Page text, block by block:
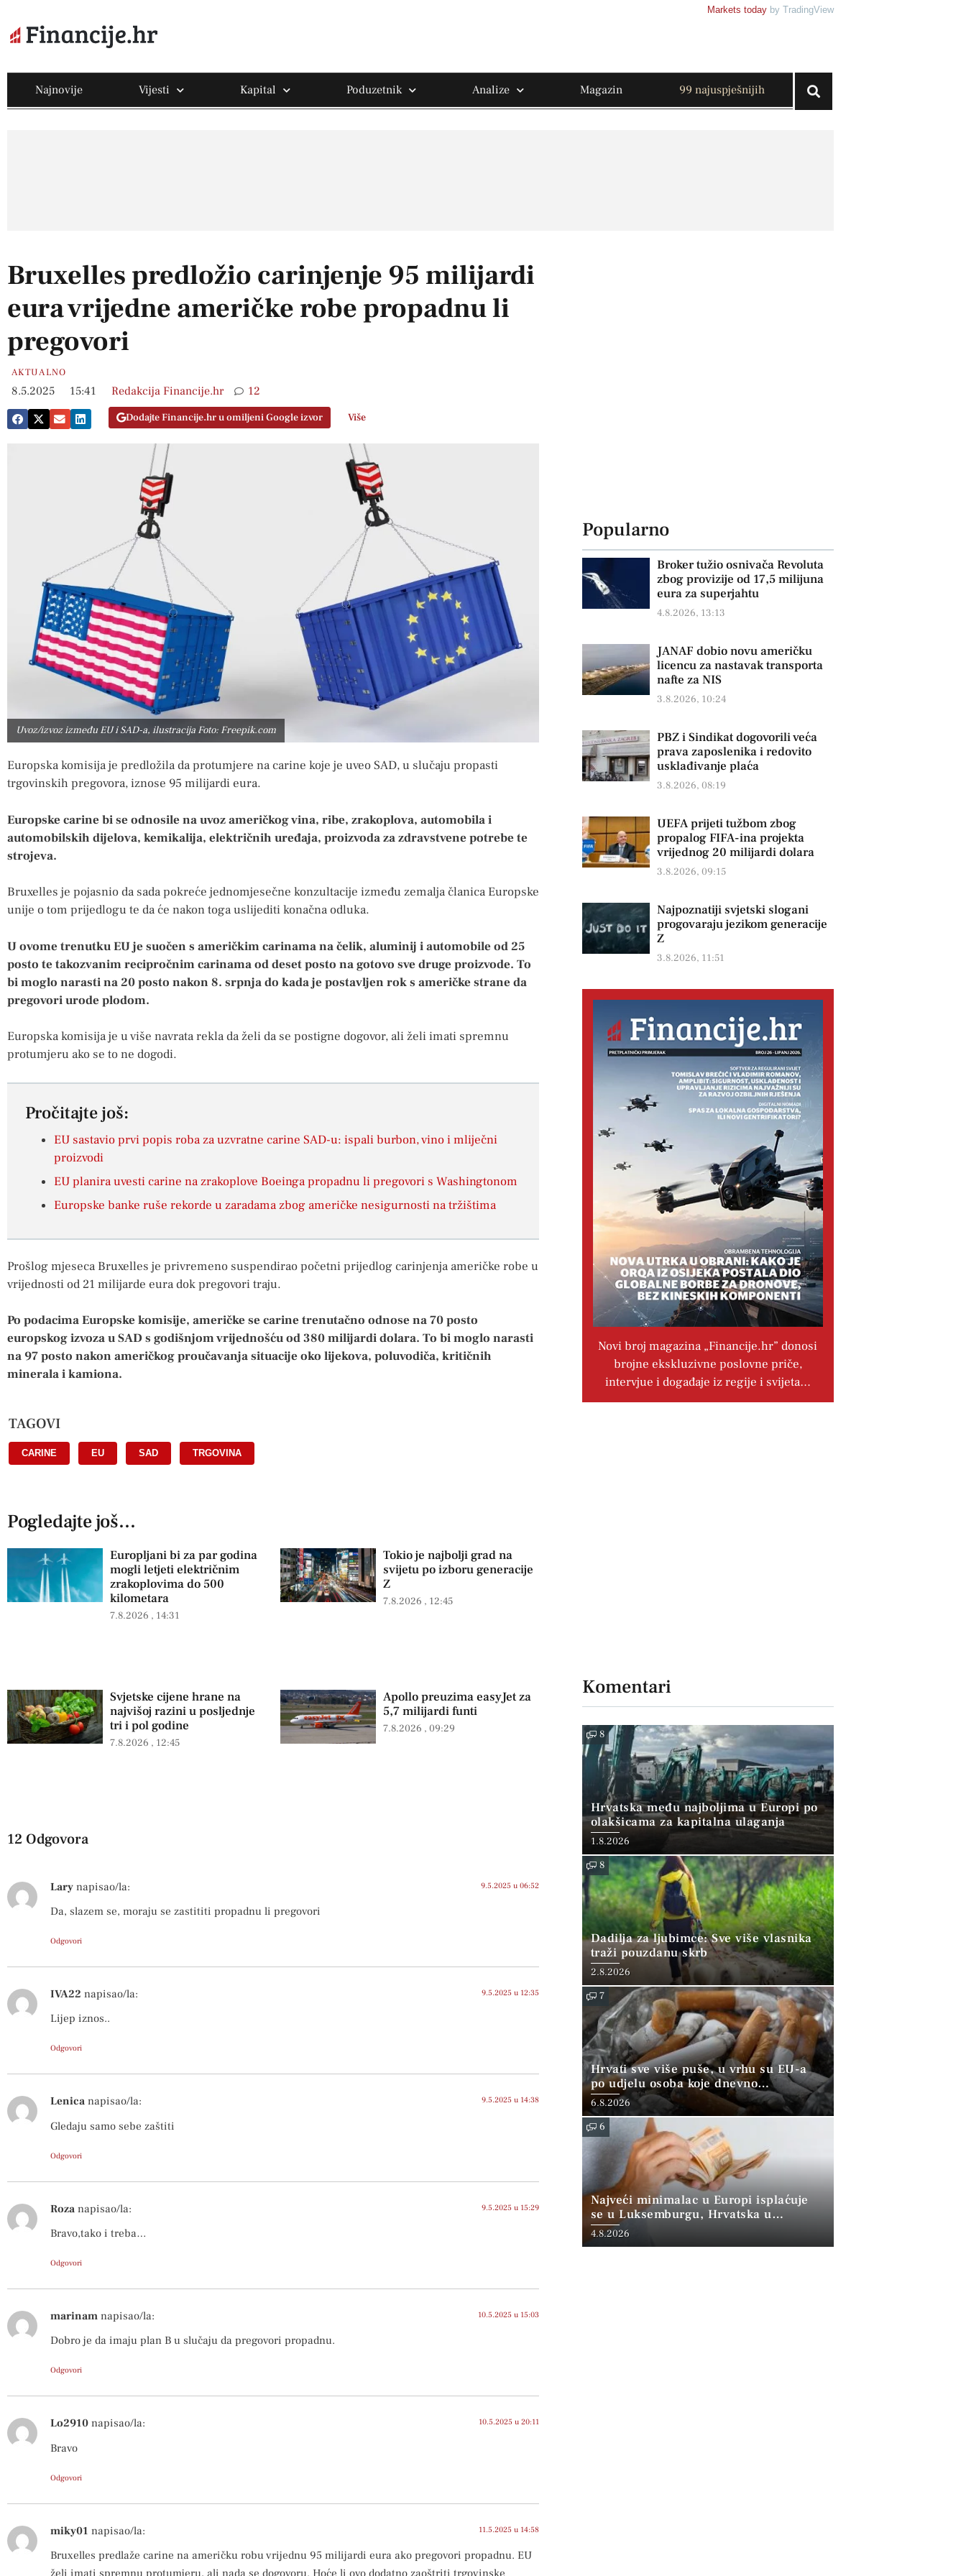
Markets today by TradingView
Najnovije Vijesti Kapital Poduzetnik Analize Magazin 99 najuspješnijih
Bruxelles predložio carinjenje 95 milijardi
eura vrijedne američke robe propadnu li
pregovori
AKTUALNO
8.5.2025 15:41 Redakcija Financije.hr 12
Dodajte Financije.hr u omiljeni Google izvor Više
Uvoz/izvoz između EU i SAD-a, ilustracija Foto: Freepik.com
Europska komisija je predložila da protumjere na carine koje je uveo SAD, u slučaju propasti
trgovinskih pregovora, iznose 95 milijardi eura.
Europske carine bi se odnosile na uvoz američkog vina, ribe, zrakoplova, automobila i
automobilskih dijelova, kemikalija, električnih uređaja, proizvoda za zdravstvene potrebe te
strojeva.
Bruxelles je pojasnio da sada pokreće jednomjesečne konzultacije između zemalja članica Europske
unije o tom prijedlogu te da će nakon toga uslijediti konačna odluka.
U ovome trenutku EU je suočen s američkim carinama na čelik, aluminij i automobile od 25
posto te takozvanim recipročnim carinama od deset posto na gotovo sve druge proizvode. To
bi moglo narasti na 20 posto nakon 8. srpnja do kada je postavljen rok s američke strane da
pregovori urode plodom.
Europska komisija je u više navrata rekla da želi da se postigne dogovor, ali želi imati spremnu
protumjeru ako se to ne dogodi.
Pročitajte još:
EU sastavio prvi popis roba za uzvratne carine SAD-u: ispali burbon, vino i mliječni
proizvodi
EU planira uvesti carine na zrakoplove Boeinga propadnu li pregovori s Washingtonom
Europske banke ruše rekorde u zaradama zbog američke nesigurnosti na tržištima
Prošlog mjeseca Bruxelles je privremeno suspendirao početni prijedlog carinjenja američke robe u
vrijednosti od 21 milijarde eura dok pregovori traju.
Po podacima Europske komisije, američke se carine trenutačno odnose na 70 posto
europskog izvoza u SAD s godišnjom vrijednošću od 380 milijardi dolara. To bi moglo narasti
na 97 posto nakon američkog proučavanja situacije oko lijekova, poluvodiča, kritičnih
minerala i kamiona.
TAGOVI
CARINE EU SAD TRGOVINA
Pogledajte još...
Europljani bi za par godina
mogli letjeti električnim
zrakoplovima do 500
kilometara
7.8.2026 14:31
Tokio je najbolji grad na
svijetu po izboru generacije
Z
7.8.2026 12:45
Svjetske cijene hrane na
najvišoj razini u posljednje
tri i pol godine
7.8.2026 12:45
Apollo preuzima easyJet za
5,7 milijardi funti
7.8.2026 09:29
12 Odgovora
Lary napisao/la: 9.5.2025 u 06:52
Da, slazem se, moraju se zastititi propadnu li pregovori
Odgovori
IVA22 napisao/la: 9.5.2025 u 12:35
Lijep iznos..
Odgovori
Lenica napisao/la: 9.5.2025 u 14:38
Gledaju samo sebe zaštiti
Odgovori
Roza napisao/la: 9.5.2025 u 15:29
Bravo,tako i treba…
Odgovori
marinam napisao/la: 10.5.2025 u 15:03
Dobro je da imaju plan B u slučaju da pregovori propadnu.
Odgovori
Lo2910 napisao/la: 10.5.2025 u 20:11
Bravo
Odgovori
miky01 napisao/la: 11.5.2025 u 14:58
Bruxelles predlaže carine na američku robu vrijednu 95 milijardi eura ako pregovori propadnu. EU
Popularno
Broker tužio osnivača Revoluta
zbog provizije od 17,5 milijuna
eura za superjahtu
4.8.2026, 13:13
JANAF dobio novu američku
licencu za nastavak transporta
nafte za NIS
3.8.2026, 10:24
PBZ i Sindikat dogovorili veća
prava zaposlenika i redovito
usklađivanje plaća
3.8.2026, 08:19
UEFA prijeti tužbom zbog
propalog FIFA-ina projekta
vrijednog 20 milijardi dolara
3.8.2026, 09:15
Najpoznatiji svjetski slogani
progovaraju jezikom generacije
Z
3.8.2026, 11:51
Novi broj magazina „Financije.hr” donosi
brojne ekskluzivne poslovne priče,
intervjue i događaje iz regije i svijeta…
Komentari
8
Hrvatska među najboljima u Europi po
olakšicama za kapitalna ulaganja
1.8.2026
8
Dadilja za ljubimce: Sve više vlasnika
traži pouzdanu skrb
2.8.2026
7
Hrvati sve više puše, u vrhu su EU-a
po udjelu osoba koje dnevno
konzumiraju duhan
6.8.2026
6
Najveći minimalac u Europi isplaćuje
se u Luksemburgu, Hrvatska u
“srednjoj skupini”
4.8.2026